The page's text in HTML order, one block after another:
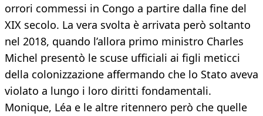
orrori commessi in Congo a partire dalla fine del
XIX secolo. La vera svolta è arrivata però soltanto
nel 2018, quando l’allora primo ministro Charles
Michel presentò le scuse ufficiali ai figli meticci
della colonizzazione affermando che lo Stato aveva
violato a lungo i loro diritti fondamentali.
Monique, Léa e le altre ritennero però che quelle